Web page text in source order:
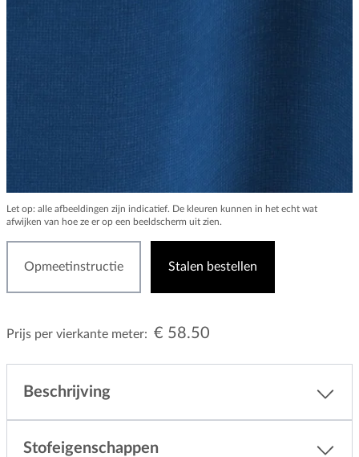
Let op: alle afbeeldingen zijn indicatief. De kleuren kunnen in het echt wat
afwijken van hoe ze er op een beeldscherm uit zien.
Opmeetinstructie Stalen bestellen
Prijs per vierkante meter: € 58.50
Beschrijving
Stofeigenschappen